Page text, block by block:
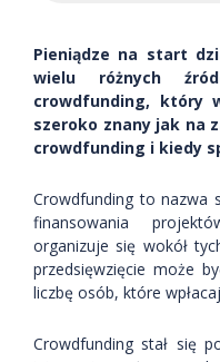
Pieniądze na start
wielu różnych
crowdfunding, który
szeroko znany jak na
crowdfunding i kiedy
Crowdfunding to nazwa
finansowania
organizuje się wokół
przedsięwzięcie może
liczbę osób, które
Crowdfunding stał się